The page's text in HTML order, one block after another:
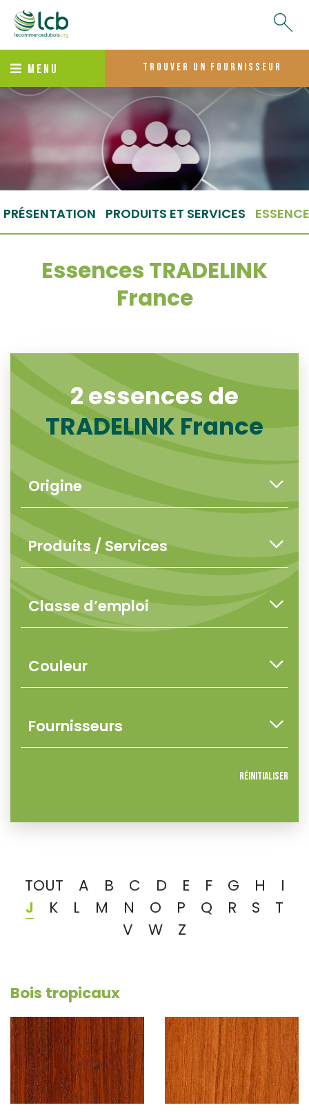
MENU trouver un fournisseur
PRÉSENTATION PRODUITS ET SERVICES
Essences TRADELINK
France
2 essences de
TRADELINK France
Réinitialiser
TOUT A B C D E F G H
I
J
K L M N O P Q R S
T
V
W Z
Bois tropicaux